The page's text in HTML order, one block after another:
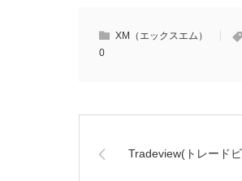
XM（エックスエム）
0
Tradeview(トレード